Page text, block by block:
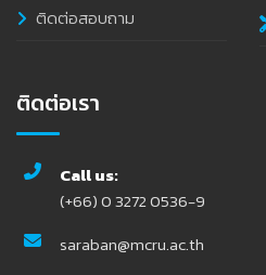
ติดต่อสอบถาม
ติดต่อเรา
Call us:
(+66) 0 3272 0536-9
saraban@mcru.ac.th